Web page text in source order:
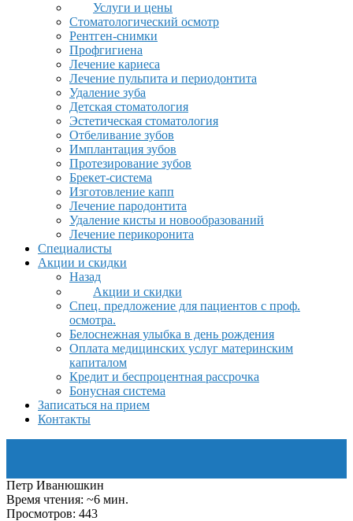
Услуги и цены
Стоматологический осмотр
Рентген-снимки
Профгигиена
Лечение кариеса
Лечение пульпита и периодонтита
Удаление зуба
Детская стоматология
Эстетическая стоматология
Отбеливание зубов
Имплантация зубов
Протезирование зубов
Брекет-система
Изготовление капп
Лечение пародонтита
Удаление кисты и новообразований
Лечение перикоронита
Специалисты
Акции и скидки
Назад
Акции и скидки
Спец. предложение для пациентов с проф.
осмотра.
Белоснежная улыбка в день рождения
Оплата медицинских услуг материнским
капиталом
Кредит и беспроцентная рассрочка
Бонусная система
Записаться на прием
Контакты
Петр Иванюшкин
Время чтения: ~6 мин.
Просмотров: 443